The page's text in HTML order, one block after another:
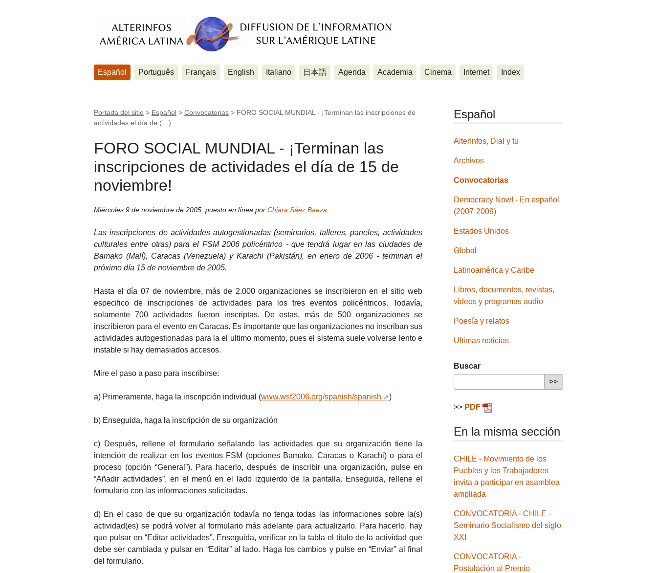
Español Português Français English Italiano 日本語 Agenda Academia Cinema Internet Index
Portada del sitio > Español > Convocatorias > FORO SOCIAL MUNDIAL - ¡Terminan las inscripciones de
actividades el día de (…)
FORO SOCIAL MUNDIAL - ¡Terminan las
inscripciones de actividades el día de 15 de
noviembre!
Miércoles 9 de noviembre de 2005 puesto en línea por Chiara Sáez Baeza
Las inscripciones de actividades autogestionadas (seminarios, talleres, paneles, actividades
culturales entre otras) para el FSM 2006 policéntrico - que tendrá lugar en las ciudades de
Bamako (Malí), Caracas (Venezuela) y Karachi (Pakistán), en enero de 2006 - terminan el
próximo día 15 de noviembre de 2005.
Hasta el día 07 de noviembre, más de 2.000 organizaciones se inscribieron en el sitio web
especifico de inscripciones de actividades para los tres eventos policéntricos. Todavía,
solamente 700 actividades fueron inscriptas. De estas, más de 500 organizaciones se
inscribieron para el evento en Caracas. Es importante que las organizaciones no inscriban sus
actividades autogestionadas para la el ultimo momento, pues el sistema suele volverse lento e
instable si hay demasiados accesos.
Mire el paso a paso para inscribirse:
a) Primeramente, haga la inscripción individual (www.wsf2006.org/spanish/spanish )
b) Enseguida, haga la inscripción de su organización
c) Después, rellene el formulario señalando las actividades que su organización tiene la
intención de realizar en los eventos FSM (opciones Bamako, Caracas o Karachi) o para el
proceso (opción “General”). Para hacerlo, después de inscribir una organización, pulse en
“Añadir actividades”, en el menú en el lado izquierdo de la pantalla. Enseguida, rellene el
formulario con las informaciones solicitadas.
d) En el caso de que su organización todavía no tenga todas las informaciones sobre la(s)
actividad(es) se podrá volver al formulario más adelante para actualizarlo. Para hacerlo, hay
que pulsar en “Editar actividades”. Enseguida, verificar en la tabla el título de la actividad que
debe ser cambiada y pulsar en “Editar” al lado. Haga los cambios y pulse en “Enviar” al final
del formulario.
Español
AlterInfos, Dial y tu
Archivos
Convocatorias
Democracy Now! - En español
(2007-2009)
Estados Unidos
Global
Latinoamérica y Caribe
Libros, documentos, revistas,
videos y programas audio
Poesía y relatos
Ultimas noticias
Buscar
>> PDF
En la misma sección
CHILE - Movimiento de los
Pueblos y los Trabajadores
invita a participar en asamblea
ampliada
CONVOCATORIA - CHILE -
Seminario Socialismo del siglo
XXI
CONVOCATORIA -
Postulación al Premio